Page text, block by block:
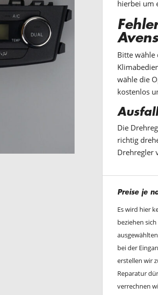
hierbei um
Bitte wähle
wähle die
kostenlos
Die
richtig
Drehregler
Preise je
Es wird hier
beziehen
bei der
erstellen wir
Reparatur
verrechnen